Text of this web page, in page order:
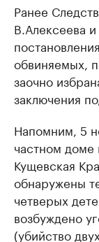
Ранее
В.Алексеева
обвиняемых,
заочно
заключения
Напомним, 5
частном доме
Кущевская
обнаружены
четверых
возбуждено
(убийство